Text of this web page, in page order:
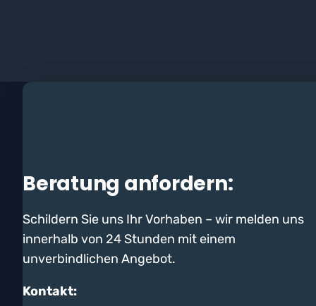
Beratung anfordern:
Schildern Sie uns Ihr Vorhaben – wir melden uns
innerhalb von 24 Stunden mit einem
unverbindlichen Angebot.
Kontakt: